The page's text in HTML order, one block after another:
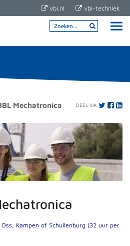
vbi.nl vbi-techniek
Mechatronica DEEL VIA
Kampen of Schuilenburg (32 uur per